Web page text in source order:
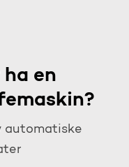
en
automatiske